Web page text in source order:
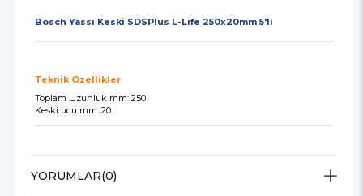
Bosch Yassı Keski SDSPlus L-Life 250x20mm 5'li
Teknik Özellikler
Toplam Uzunluk mm: 250
Keski ucu mm: 20
YORUMLAR(0)